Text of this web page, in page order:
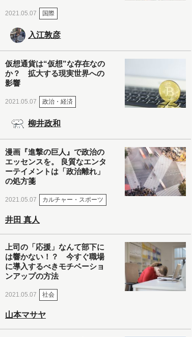
2021.05.07 国際
入江敦彦
仮想通貨は“仮想”な存在なの
か？ 拡大する現実世界への
影響
2021.05.07 政治・経済
柳井政和
漫画『進撃の巨人』で政治の
エッセンスを。 良質なエンタ
ーテイメントは「政治離れ」
の処方箋
2021.05.07 カルチャー・スポーツ
井田 真人
上司の「応援」なんて部下に
は響かない！？ 今すぐ職場
に導入するべきモチベーショ
ンアップの方法
2021.05.07 社会
山本マサヤ